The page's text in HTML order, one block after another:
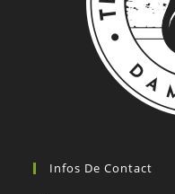
Infos De Contact